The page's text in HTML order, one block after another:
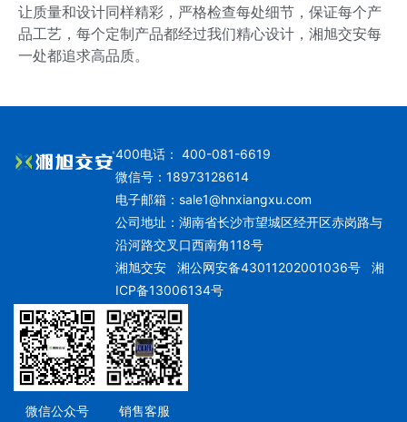
让质量和设计同样精彩，严格检查每处细节，保证每个产
品工艺，每个定制产品都经过我们精心设计，湘旭交安每
一处都追求高品质。
400电话： 400-081-6619
微信号：18973128614
电子邮箱： sale1@hnxiangxu.com
公司地址：湖南省长沙市望城区经开区赤岗路与
沿河路交叉口西南角118号
湘旭交安湘公网安备43011202001036号
湘
ICP备13006134号
微信公众号 销售客服